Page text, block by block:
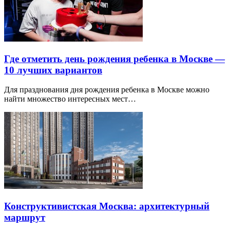
Где отметить день рождения ребенка в Москве —
10 лучших вариантов
Для празднования дня рождения ребенка в Москве можно
найти множество интересных мест…
Конструктивистская Москва: архитектурный
маршрут